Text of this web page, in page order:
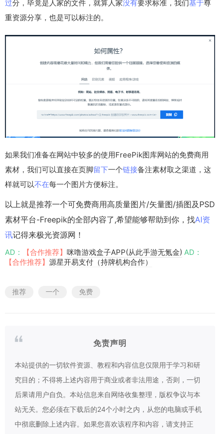
过分，毕竟是人家的文件，就算人家没有要求标准，我们基于尊
重资源分享，也是可以标注的。
如果我们准备在网站中较多的使用FreePik图库网站的免费商用
素材，我们可以直接在页脚留下一个链接备注素材取之渠道，这
样就可以不在每一个图片方便标注。
以上就是推荐一个可免费商用高质量图片/矢量图/插图及PSD
素材平台-Freepik的全部内容了,希望能够帮助到你，找AI资
讯记得来极光资源网！
AD： 【合作推荐】 咪噜游戏盒子APP(从此手游无氪金) AD：
【合作推荐】 源星开易支付（持牌机构合作）
推荐 一个 免费
免责声明
本站提供的一切软件资源、教程和内容信息仅限用于学习和研
究目的；不得将上述内容用于商业或者非法用途，否则，一切
后果请用户自负。本站信息来自网络收集整理，版权争议与本
站无关。您必须在下载后的24个小时之内，从您的电脑或手机
中彻底删除上述内容。如果您喜欢该程序和内容，请支持正